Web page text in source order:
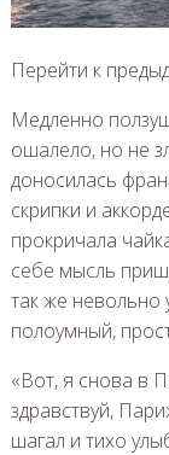
Перейти к
Медленно
ошалело, но не
доносилась
скрипки и
прокричала
себе мысль
так же невольно
полоумный,
«Вот, я снова в
здравствуй,
шагал и тихо